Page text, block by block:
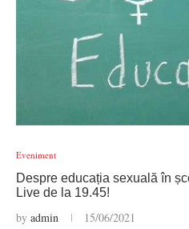
Eveniment
Despre educația sexuală în
Live de la 19.45!
by admin 15/06/2021